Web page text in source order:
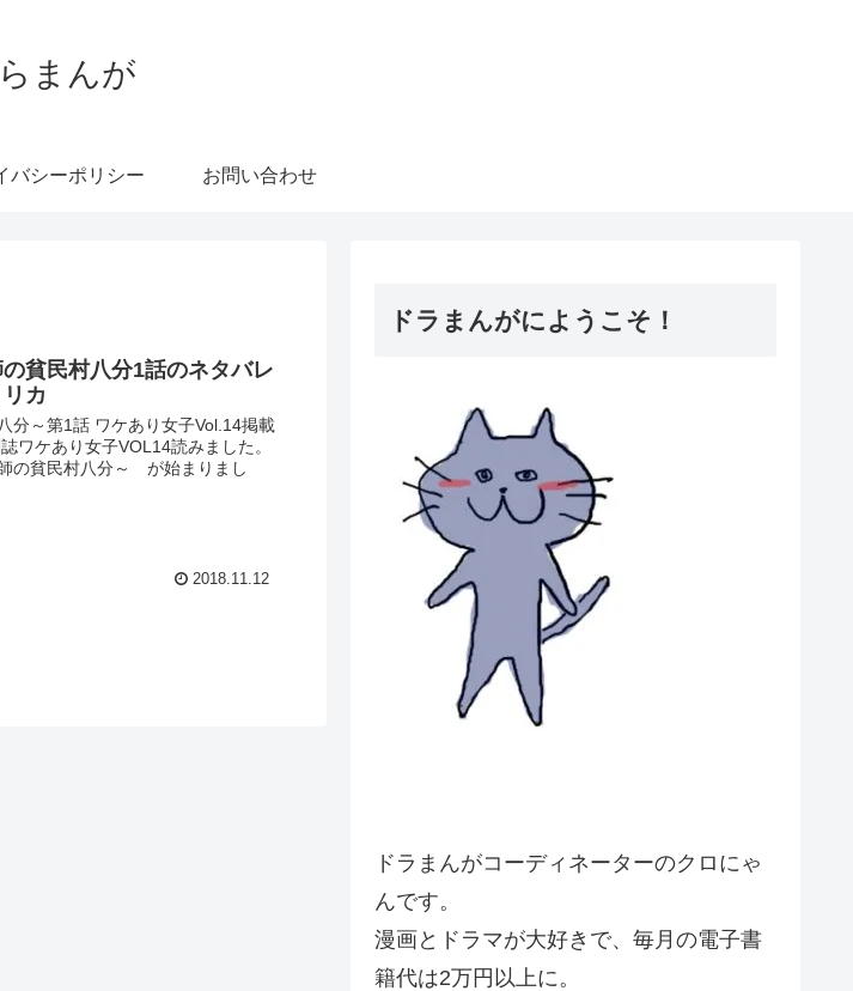
まんが
バシーポリシー お問い合わせ
貧民村八分1話のネタバレ
カ
分～第1話 ワケあり女子Vol.14掲載
ワケあり女子VOL14読みました。
の貧民村八分～ が始まりまし
2018.11.12
ドラまんがにようこそ！
ドラまんがコーディネーターのクロにゃ
んです。
漫画とドラマが大好きで、毎月の電子書
籍代は2万円以上に。